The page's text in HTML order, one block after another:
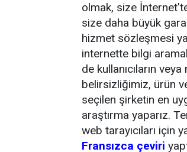
olmak, size
size daha büyük
hizmet sözleşmesi
internette bilgi
de kullanıcıların
belirsizliğimiz, ürün
seçilen şirketin en
araştırma yaparız.
web tarayıcıları için
Fransızca çeviri